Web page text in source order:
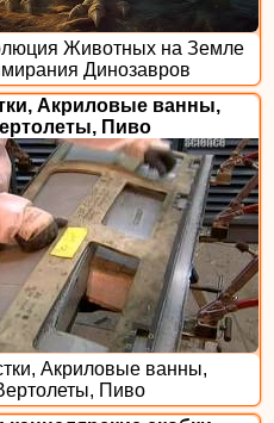
Животных на Земле
Динозавров
Акриловые ванны,
Пиво
Акриловые ванны,
Пиво